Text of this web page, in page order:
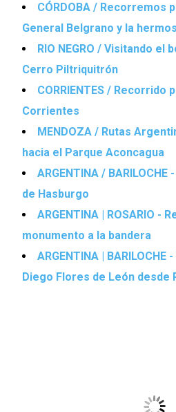
CÓRDOBA / Recorremos
General Belgrano y la
RIO NEGRO / Visitando el
Cerro Piltriquitrón
CORRIENTES / Recorrido
Corrientes
MENDOZA / Rutas
hacia el Parque Aconcagua
ARGENTINA /
de Hasburgo
ARGENTINA | ROSARIO -
monumento a la bandera
ARGENTINA |
Diego Flores de León desde